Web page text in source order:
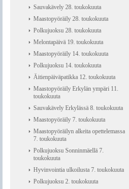
Sauvakävely 28. toukokuuta
Maastopyöräily 28. toukokuuta
Polkujuoksu 28. toukokuuta
Melontapäivä 19. toukokuuta
Maastopyöräily 14. toukokuuta
Polkujuoksu 14. toukokuuta
Äitienpäiväpatikka 12. toukokuuta
Maastopyöräily Erkylän ympäri 11.
toukokuuta
Sauvakävely Erkylässä 8. toukokuuta
Maastopyöräily 7. toukokuuta
Maastopyöräilyn alkeita opettelemassa
7. toukokuuta
Polkujuoksu Sonninmäellä 7.
toukokuuta
Hyvinvointia ulkoilusta 7. toukokuuta
Polkujuoksu 2. toukokuuta